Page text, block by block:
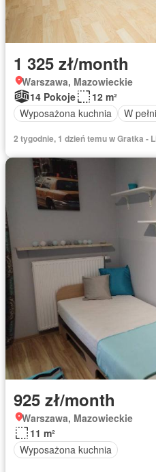
1 325 zł/month
Warszawa, Mazowieckie
14 Pokoje
12 m²
Wyposażona kuchnia
W
2 tygodnie, 1 dzień temu w Gratka -
925 zł/month
Warszawa, Mazowieckie
11 m²
Wyposażona kuchnia